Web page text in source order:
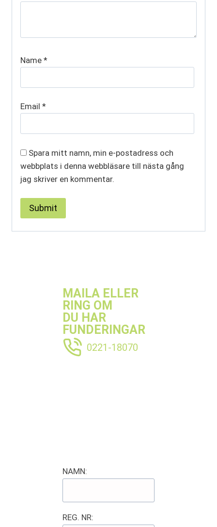
Name *
Email *
Spara mitt namn, min e-postadress och
webbplats i denna webbläsare till nästa gång
jag skriver en kommentar.
MAILA ELLER
RING OM
DU HAR
FUNDERINGAR
0221-18070
NAMN:
REG. NR: